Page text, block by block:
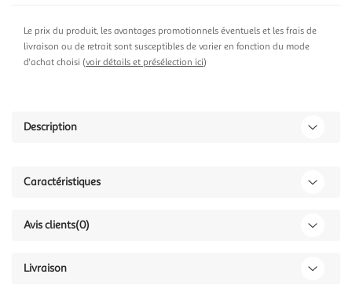
Le prix du produit, les avantages promotionnels éventuels et les frais de
livraison ou de retrait sont susceptibles de varier en fonction du mode
d'achat choisi (voir détails et présélection ici)
Description
Caractéristiques
Avis clients(0)
Livraison